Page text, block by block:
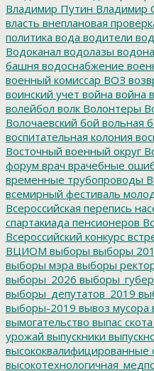
Владимир Путин Владимир
власть внеплановая
политика вода водители
Водоканал водолазы
башня водоснабжение
военный комиссар ВОЗ
воинский учет война война
волейбол волк Волонтеры
Волочаевский бой вольная
воспитательная колония
Восточный военный округ
форум врач врачебные
временные трубопроводы
всемирный фестиваль
Всероссийская перепись
спартакиада пенсионеров
Всероссийский конкурс
ВЦИОМ выборы выборы
выборы мэра выборы
выборы_2026
выборы_депутатов_2019
выборы-2019 вывоз мусора
вымогательство выпас скота
урожай выпускники
высококвалифицированные